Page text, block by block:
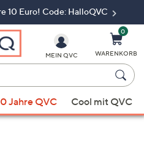
10 Euro! Code: HalloQVC
MEIN QVC
0
WARENKORB
Jahre QVC Cool mit QVC